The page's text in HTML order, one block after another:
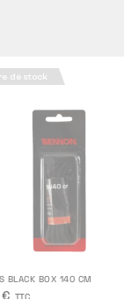
de stock
BLACK BOX 140 CM